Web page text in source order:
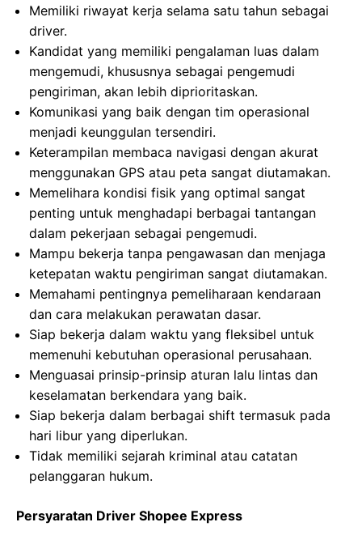
Memiliki riwayat kerja selama satu tahun sebagai
driver.
Kandidat yang memiliki pengalaman luas dalam
mengemudi, khususnya sebagai pengemudi
pengiriman, akan lebih diprioritaskan.
Komunikasi yang baik dengan tim operasional
menjadi keunggulan tersendiri.
Keterampilan membaca navigasi dengan akurat
menggunakan GPS atau peta sangat diutamakan.
Memelihara kondisi fisik yang optimal sangat
penting untuk menghadapi berbagai tantangan
dalam pekerjaan sebagai pengemudi.
Mampu bekerja tanpa pengawasan dan menjaga
ketepatan waktu pengiriman sangat diutamakan.
Memahami pentingnya pemeliharaan kendaraan
dan cara melakukan perawatan dasar.
Siap bekerja dalam waktu yang fleksibel untuk
memenuhi kebutuhan operasional perusahaan.
Menguasai prinsip-prinsip aturan lalu lintas dan
keselamatan berkendara yang baik.
Siap bekerja dalam berbagai shift termasuk pada
hari libur yang diperlukan.
Tidak memiliki sejarah kriminal atau catatan
pelanggaran hukum.
Persyaratan Driver Shopee Express